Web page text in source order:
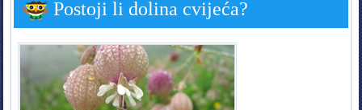
Postoji li dolina cvijeća?